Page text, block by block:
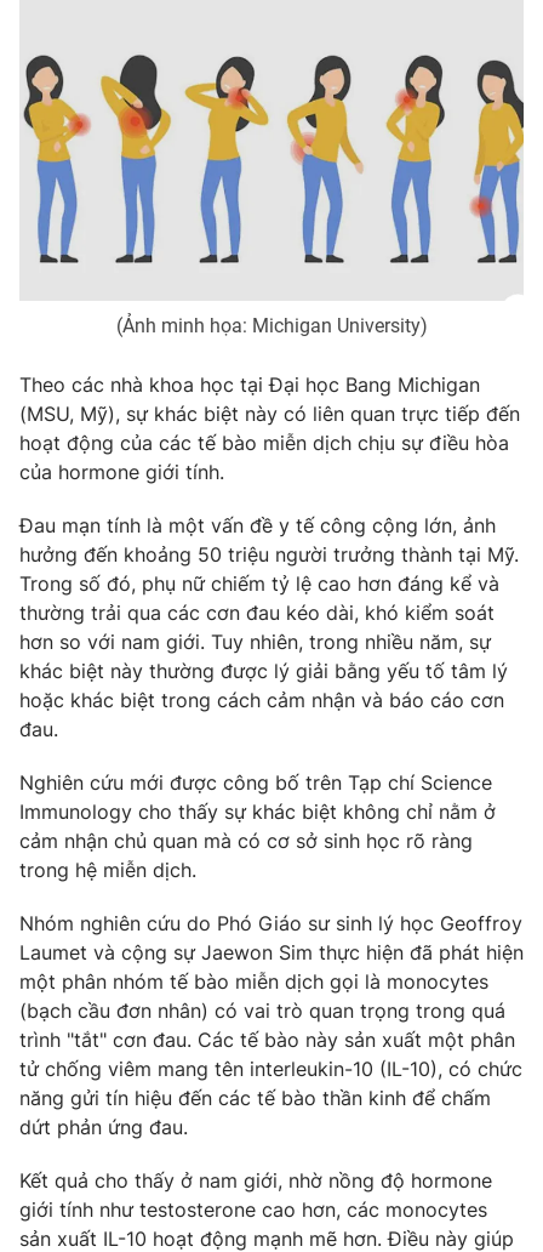
Thị trường
Góc doanh nghiệp
Truyền hình
Phim VTV
Hậu trường
Nhân vật
Giải sao mai
Giải trí
Điện ảnh
Âm nhạc
Đời sống
Chất lượng cuộc sống
Giáo dục
Học trực tuyến
Công nghệ
Hitech Công nghệ tương lai
Sản phẩm
Thị trường
Tư vấn
Giao lưu trực tuyến
Lịch phát sóng
Chuyên mục khác
Emagazine Podcast
Photo
Video Shorts video
VTV Money
VTV Sức khoẻ Bất động sản
Thị trường 24h Tấm lòng Việt
VTV4 Vươn mình bằng AI
VTV9
Liên hệ tòa soạn English
(Ảnh minh họa: Michigan University)
Theo các nhà khoa học tại Đại học Bang Michigan
(MSU, Mỹ), sự khác biệt này có liên quan trực tiếp đến
hoạt động của các tế bào miễn dịch chịu sự điều hòa
của hormone giới tính.
Đau mạn tính là một vấn đề y tế công cộng lớn, ảnh
hưởng đến khoảng 50 triệu người trưởng thành tại Mỹ.
Trong số đó, phụ nữ chiếm tỷ lệ cao hơn đáng kể và
thường trải qua các cơn đau kéo dài, khó kiểm soát
hơn so với nam giới. Tuy nhiên, trong nhiều năm, sự
khác biệt này thường được lý giải bằng yếu tố tâm lý
hoặc khác biệt trong cách cảm nhận và báo cáo cơn
đau.
Nghiên cứu mới được công bố trên Tạp chí Science
Immunology cho thấy sự khác biệt không chỉ nằm ở
cảm nhận chủ quan mà có cơ sở sinh học rõ ràng
trong hệ miễn dịch.
Nhóm nghiên cứu do Phó Giáo sư sinh lý học Geoffroy
Laumet và cộng sự Jaewon Sim thực hiện đã phát hiện
một phân nhóm tế bào miễn dịch gọi là monocytes
(bạch cầu đơn nhân) có vai trò quan trọng trong quá
trình "tắt" cơn đau. Các tế bào này sản xuất một phân
tử chống viêm mang tên interleukin-10 (IL-10), có chức
năng gửi tín hiệu đến các tế bào thần kinh để chấm
dứt phản ứng đau.
Kết quả cho thấy ở nam giới, nhờ nồng độ hormone
giới tính như testosterone cao hơn, các monocytes
sản xuất IL-10 hoạt động mạnh mẽ hơn. Điều này giúp